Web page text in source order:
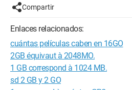
Compartir
Enlaces relacionados:
cuántas películas caben en 16GO
2GB équivaut à 2048MO.
1 GB correspond à 1024 MB.
sd 2 GB y 2 GO